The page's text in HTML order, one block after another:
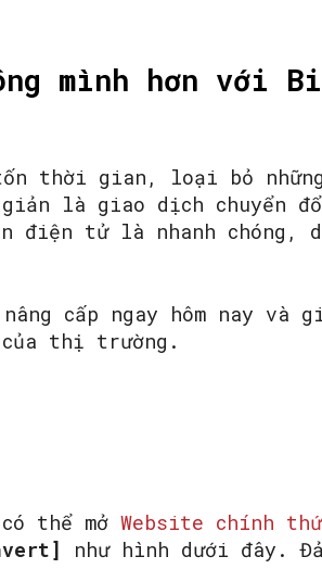
mình hơn với
thời gian, loại bỏ
là giao dịch chuyển
tử là nhanh chóng,
cấp ngay hôm nay và
của thị trường.
thể mở Website chính
như hình dưới đây.